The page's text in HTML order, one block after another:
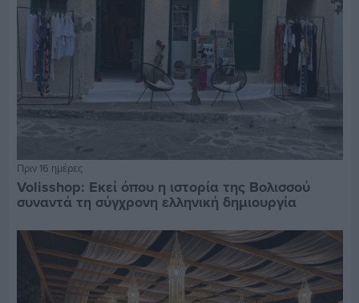
Πριν 16 ημέρες
Volisshop: Εκεί όπου η ιστορία της Βολισσού
συναντά τη σύγχρονη ελληνική δημιουργία